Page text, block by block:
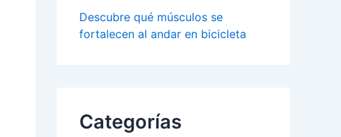
Descubre qué músculos se
fortalecen al andar en bicicleta
Categorías